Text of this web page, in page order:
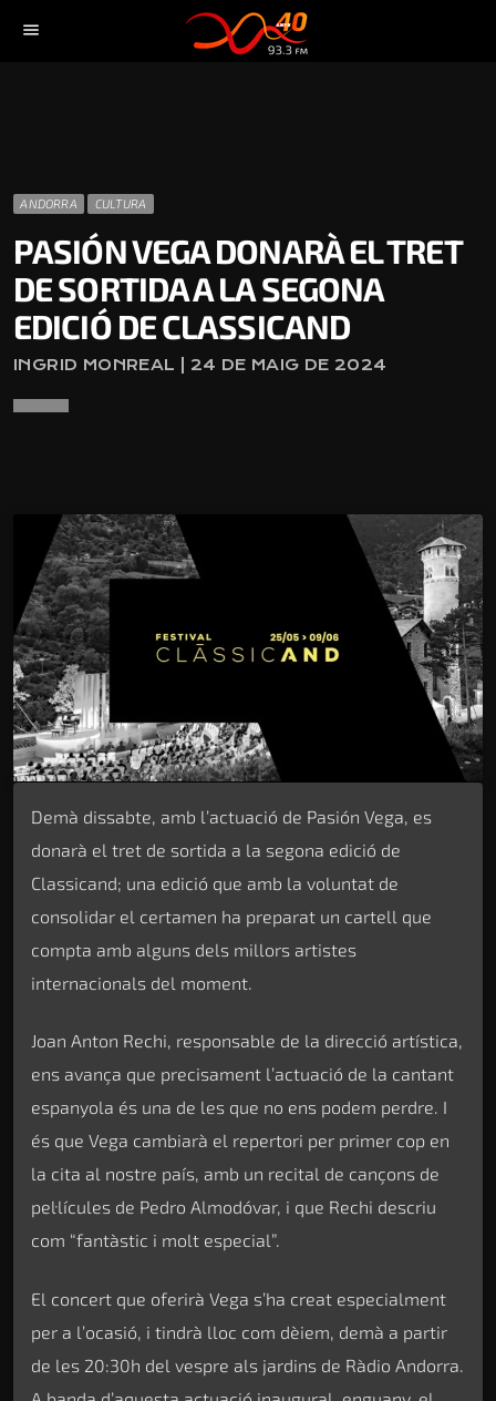
menu
ANDORRA CULTURA
PASIÓN VEGA DONARÀ EL TRET
DE SORTIDA A LA SEGONA
EDICIÓ DE CLASSICAND
INGRID MONREAL | 24 DE MAIG DE 2024
Demà dissabte, amb l’actuació de Pasión Vega, es
donarà el tret de sortida a la segona edició de
Classicand; una edició que amb la voluntat de
consolidar el certamen ha preparat un cartell que
compta amb alguns dels millors artistes
internacionals del moment.
Joan Anton Rechi, responsable de la direcció artística,
ens avança que precisament l’actuació de la cantant
espanyola és una de les que no ens podem perdre. I
és que Vega cambiarà el repertori per primer cop en
la cita al nostre país, amb un recital de cançons de
pel·lícules de Pedro Almodóvar, i que Rechi descriu
com “fantàstic i molt especial”.
El concert que oferirà Vega s’ha creat especialment
per a l’ocasió, i tindrà lloc com dèiem, demà a partir
de les 20:30h del vespre als jardins de Ràdio Andorra.